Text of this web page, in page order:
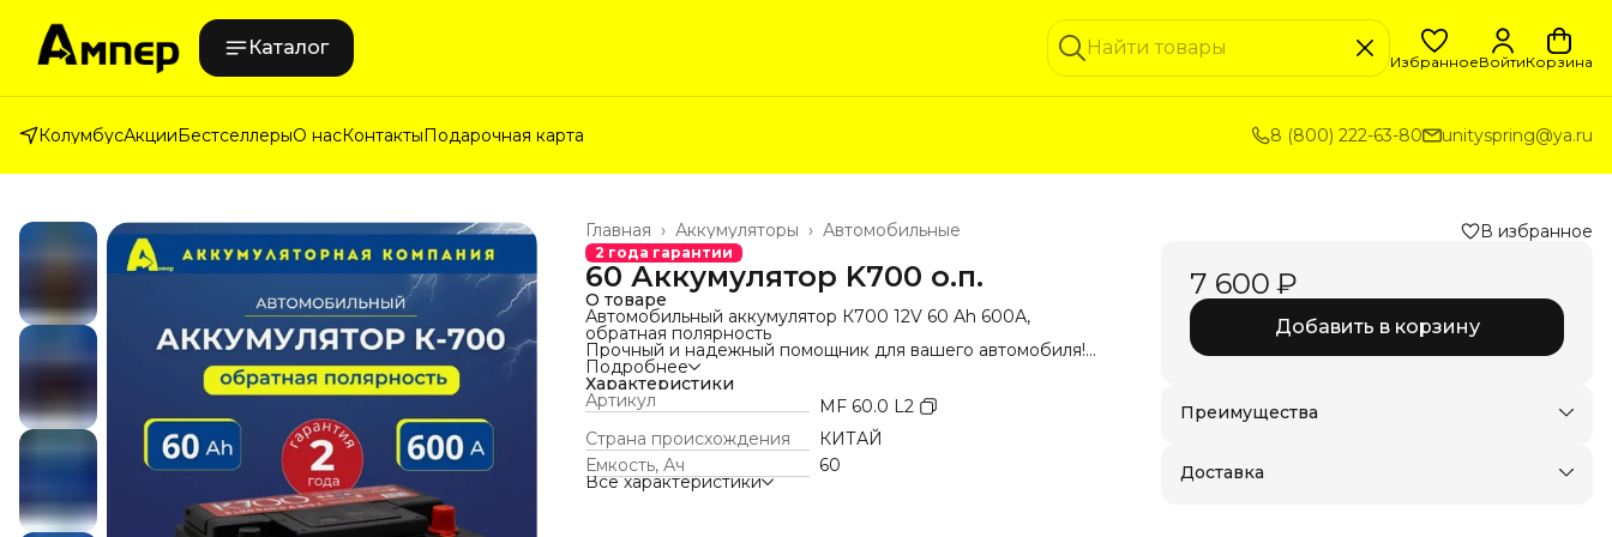
Каталог
ИзбранноеВойтиКорзина
КолумбусАкцииБестселлерыО насКонтактыПодарочная карта 8 (800) 222-63-80 unityspring@ya.ru
Автомобильные
Аккумуляторы ›
Главная ›
2 года гарантии
60 Аккумулятор K700 о.п.
О товаре
Автомобильный аккумулятор К700 12V 60 Ah 600А,
обратная полярность
Прочный и надежный помощник для вашего автомобиля!
Технические характеристики:
Напряжение: 12 В
Емкость: 60 Ач
Пусковой ток (EN): 600 А
Полярность: обратная (минус справа)
Тип: стартерный, необслуживаемый
Масса: 14,8 кг
Габариты (ДШВ): 242 х 175 х 190 мм
Подробнее
Характеристики
Артикул
MF 60.0 L2
Страна происхождения
КИТАЙ
Емкость, Ач
60
Все характеристики
В избранное
7 600 ₽
Добавить в корзину
Преимущества
Доставка в пункты выдачи или до двери
Доставка